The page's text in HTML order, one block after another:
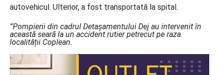
autovehicul. Ulterior, a fost transportată la spital.
”Pompierii din cadrul Detașamentului Dej au intervenit în
această seară la un accident rutier petrecut pe raza
localității Coplean.